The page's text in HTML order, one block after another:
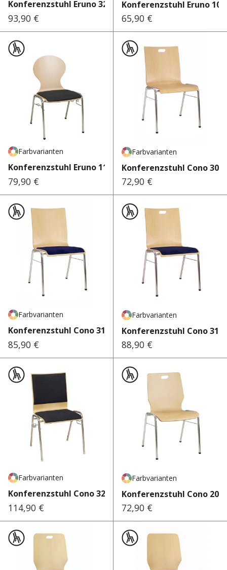
Konferenzstuhl Eruno 320
Regulärer Preis:
93,90 €
Konferenzstuhl Eruno 100
Regulärer Preis:
65,90 €
Farbvarianten
Konferenzstuhl Eruno 110
Regulärer Preis:
79,90 €
Farbvarianten
Konferenzstuhl Cono 302
Regulärer Preis:
72,90 €
Farbvarianten
Konferenzstuhl Cono 310
Regulärer Preis:
85,90 €
Farbvarianten
Konferenzstuhl Cono 312
Regulärer Preis:
88,90 €
Farbvarianten
Konferenzstuhl Cono 320
Regulärer Preis:
114,90 €
Farbvarianten
Konferenzstuhl Cono 202
Regulärer Preis:
72,90 €